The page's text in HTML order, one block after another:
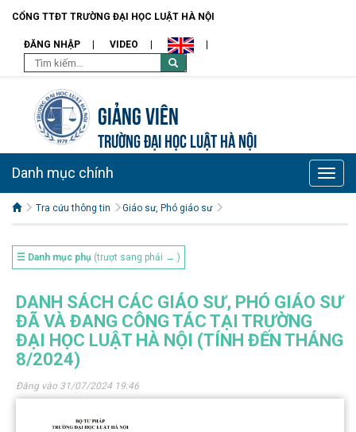
CỔNG TTĐT TRƯỜNG ĐẠI HỌC LUẬT HÀ NỘI
ĐĂNG NHẬP VIDEO
Giảng viên
TRƯỜNG ĐẠI HỌC LUẬT HÀ NỘI
Toggle
Danh mục chính
Tra cứu thông tin Giáo sư, Phó giáo sư
☰ Danh mục phụ (trượt sang phải → )
DANH SÁCH CÁC GIÁO SƯ, PHÓ GIÁO SƯ
ĐÃ VÀ ĐANG CÔNG TÁC TẠI TRƯỜNG
ĐẠI HỌC LUẬT HÀ NỘI (TÍNH ĐẾN THÁNG
8/2024)
Đăng vào 31/07/2024 19:46